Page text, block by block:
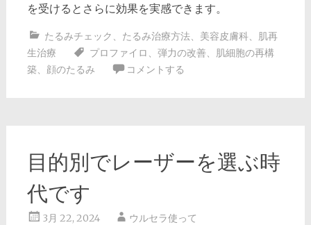
を受けるとさらに効果を実感できます。
たるみチェック 、 たるみ治療方法、 美容皮膚科、 肌再
生治療
プロファイロ 、 弾力の改善、 肌細胞の再構
築、 顔のたるみ コメントする
目的別でレーザーを選ぶ時
代です
3月 22, 2024 ウルセラ使って